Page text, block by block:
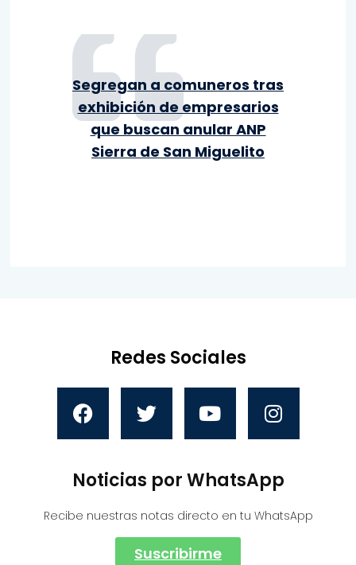
Segregan a comuneros tras
exhibición de empresarios
que buscan anular ANP
Sierra de San Miguelito
Redes Sociales
Noticias por WhatsApp
Recibe nuestras notas directo en tu WhatsApp
Suscribirme